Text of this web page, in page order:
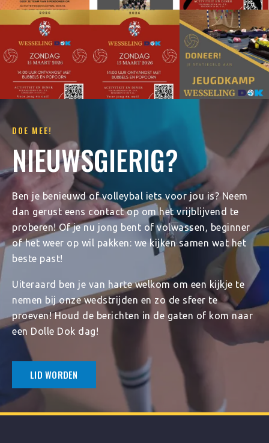
DOE MEE!
NIEUWSGIERIG?
Ben je benieuwd of volleybal iets voor jou is? Neem
dan gerust eens contact op om het vrijblijvend te
proberen! Of je nu jong bent of volwassen, beginner
of het weer op wil pakken: we kijken samen wat het
beste past!
Uiteraard ben je van harte welkom om een kijkje te
nemen bij onze wedstrijden en zo de sfeer te
proeven! Houd de berichten in de gaten of kom naar
een Dolle Dok dag!
LID WORDEN